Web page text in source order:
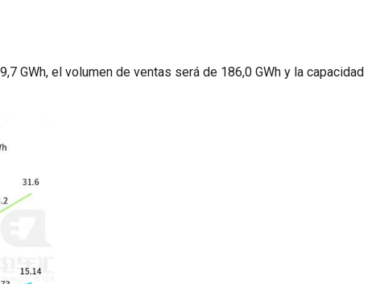
GWh, el volumen de ventas será de 186,0 GWh y la capacidad